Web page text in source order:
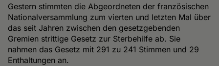
Gestern stimmten die Abgeordneten der französischen
Nationalversammlung zum vierten und letzten Mal über
das seit Jahren zwischen den gesetzgebenden
Gremien strittige Gesetz zur Sterbehilfe ab. Sie
nahmen das Gesetz mit 291 zu 241 Stimmen und 29
Enthaltungen an.